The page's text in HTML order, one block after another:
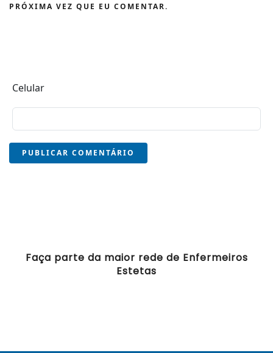
PRÓXIMA VEZ QUE EU COMENTAR.
Celular
PUBLICAR COMENTÁRIO
Faça parte da maior rede de Enfermeiros
Estetas